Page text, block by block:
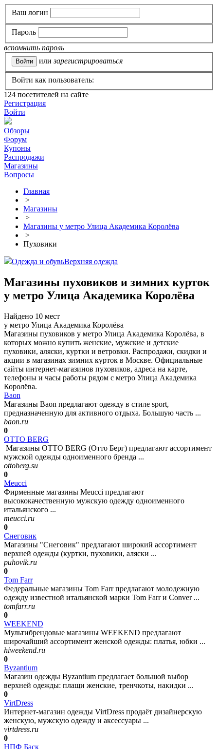
Ваш логин
Пароль
вспомнить пароль
или зарегистрироваться
Войти как пользователь:
124 посетителей на сайте
Регистрация
Войти
Обзоры
Форум
Купоны
Распродажи
Магазины
Вопросы
Главная
>
Магазины
>
Магазины у метро Улица Академика Королёва
>
Пуховики
Одежда и обувьВерхняя одежда
Магазины пуховиков и зимних курток
у метро Улица Академика Королёва
Найдено 10 мест
у метро Улица Академика Королёва
Магазины пуховиков у метро Улица Академика Королёва, в
которых можно купить женские, мужские и детские
пуховики, аляски, куртки и ветровки. Распродажи, скидки и
акции в магазинах зимних курток в Москве. Официальные
сайты интернет-магазинов пуховиков, адреса на карте,
телефоны и часы работы рядом с метро Улица Академика
Королёва.
Baon
Магазины Baon предлагают одежду в стиле sport,
предназначенную для активного отдыха. Большую часть ...
baon.ru
0
OTTO BERG
Магазины OTTO BERG (Отто Берг) предлагают ассортимент
мужской одежды одноименного бренда ...
ottoberg.su
0
Meucci
Фирменные магазины Meucci предлагают
высококачественную мужскую одежду одноименного
итальянского ...
meucci.ru
0
Снеговик
Магазины "Снеговик" предлагают широкий ассортимент
верхней одежды (куртки, пуховики, аляски ...
puhovik.ru
0
Tom Farr
Федеральные магазины Tom Farr предлагают молодежную
одежду известной итальянской марки Tom Farr и Conver ...
tomfarr.ru
0
WEEKEND
Мультибрендовые магазины WEEKEND предлагают
широчайший ассортимент женской одежды: платья, юбки ...
hiweekend.ru
0
Byzantium
Магазин одежды Byzantium предлагает большой выбор
верхней одежды: плащи женские, тренчкоты, накидки ...
0
VirtDress
Интернет-магазин одежды VirtDress продаёт дизайнерскую
женскую, мужскую одежду и аксессуары ...
virtdress.ru
0
НПФ Баск